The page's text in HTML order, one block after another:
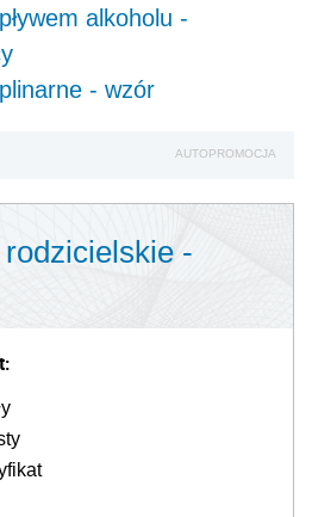
alkoholu -
- wzór
AUTOPROMOCJA
-